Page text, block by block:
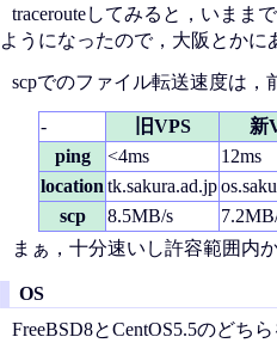
tracerouteしてみると，いまま
ようになったので，大阪とかに
scpでのファイル転送速度は，
- 旧VPS
新
ping
<4ms
12ms
location tk.sakura.ad.jpos
scp
8.5MB/s
まぁ，十分速いし許容範囲内か
OS
FreeBSD8とCentOS5.5のどち